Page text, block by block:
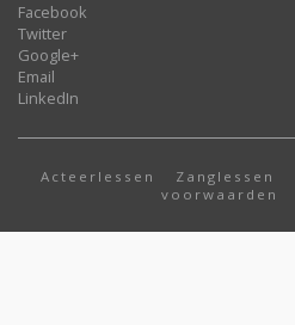
Facebook
Twitter
Google+
Email
LinkedIn
Acteerlessen Zanglessen
voorwaarden